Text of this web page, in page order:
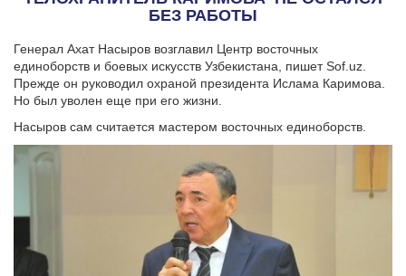
БЕЗ РАБОТЫ
Генерал Ахат Насыров возглавил Центр восточных
единоборств и боевых искусств Узбекистана, пишет Sof.uz.
Прежде он руководил охраной президента Ислама Каримова.
Но был уволен еще при его жизни.
Насыров сам считается мастером восточных единоборств.